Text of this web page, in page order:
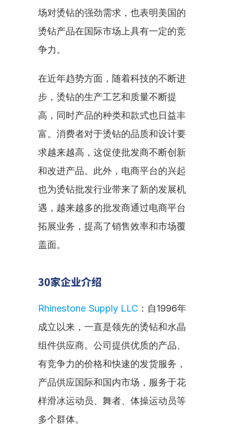
场对烫钻的强劲需求，也表明美国的
烫钻产品在国际市场上具有一定的竞
争力。
在近年趋势方面，随着科技的不断进
步，烫钻的生产工艺和质量不断提
高，同时产品的种类和款式也日益丰
富。消费者对于烫钻的品质和设计要
求越来越高，这促使批发商不断创新
和改进产品。此外，电商平台的兴起
也为烫钻批发行业带来了新的发展机
遇，越来越多的批发商通过电商平台
拓展业务，提高了销售效率和市场覆
盖面。
30家企业介绍
Rhinestone Supply LLC ：自1996年
成立以来，一直是领先的烫钻和水晶
组件供应商。公司提供优质的产品、
有竞争力的价格和快速的发货服务，
产品供应国际和国内市场，服务于花
样滑冰运动员、舞者、体操运动员等
多个群体。